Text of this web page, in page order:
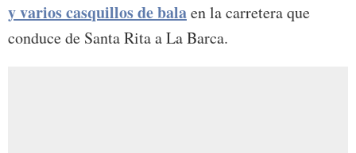
y varios casquillos de balaen la carretera que
conduce de Santa Rita a La Barca.